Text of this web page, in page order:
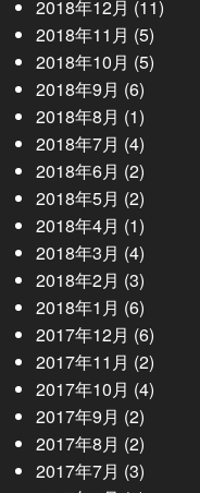
2018年12月 (11)
2018年11月 (5)
2018年10月 (5)
2018年9月 (6)
2018年8月 (1)
2018年7月 (4)
2018年6月 (2)
2018年5月 (2)
2018年4月 (1)
2018年3月 (4)
2018年2月 (3)
2018年1月 (6)
2017年12月 (6)
2017年11月 (2)
2017年10月 (4)
2017年9月 (2)
2017年8月 (2)
2017年7月 (3)